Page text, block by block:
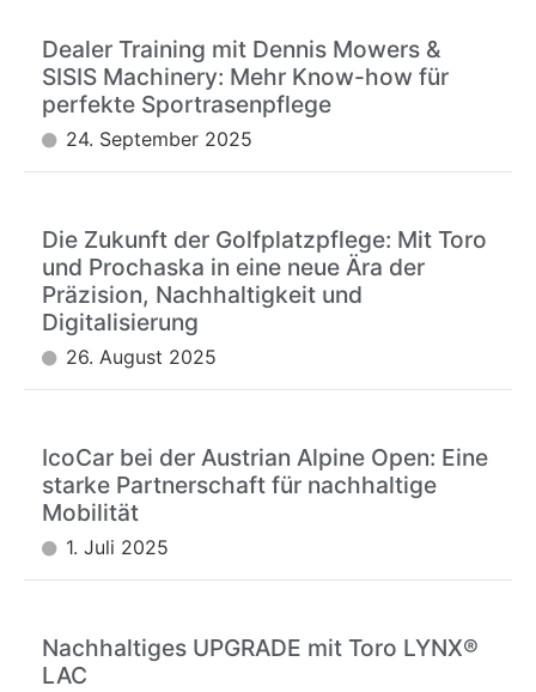
Dealer Training mit Dennis Mowers &
SISIS Machinery: Mehr Know-how für
perfekte Sportrasenpflege
24. September 2025
Die Zukunft der Golfplatzpflege: Mit Toro
und Prochaska in eine neue Ära der
Präzision, Nachhaltigkeit und
Digitalisierung
26. August 2025
IcoCar bei der Austrian Alpine Open: Eine
starke Partnerschaft für nachhaltige
Mobilität
1. Juli 2025
Nachhaltiges UPGRADE mit Toro LYNX®
LAC